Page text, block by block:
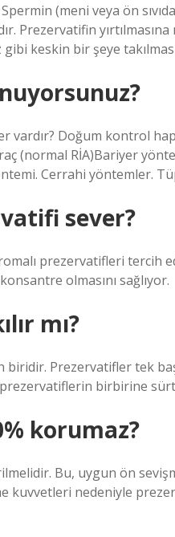
(meni veya ön
Prezervatifin
keskin bir şeye
Doğum kontrol
(normal RİA)Bariyer
Cerrahi yöntemler.
sever?
prezervatifleri
olmasını sağlıyor.
mı?
biridir. Prezervatifler tek
birbirine
korumaz?
Bu, uygun ön
kuvvetleri nedeniyle